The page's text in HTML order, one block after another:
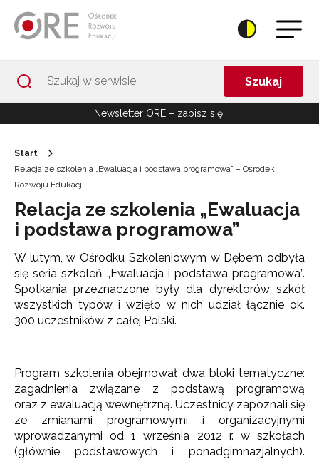
Szukaj
Newsletter ORE – zapisz się!
Start
Relacja ze szkolenia „Ewaluacja i podstawa programowa” – Ośrodek
Rozwoju Edukacji
Relacja ze szkolenia „Ewaluacja
i podstawa programowa”
W lutym, w Ośrodku Szkoleniowym w Dębem odbyła
się seria szkoleń „Ewaluacja i podstawa programowa”.
Spotkania przeznaczone były dla dyrektorów szkół
wszystkich typów i wzięło w nich udział łącznie ok.
300 uczestników z całej Polski.
Program szkolenia obejmował dwa bloki tematyczne:
zagadnienia związane z podstawą programową
oraz z ewaluacją wewnętrzną. Uczestnicy zapoznali się
ze zmianami programowymi i organizacyjnymi
wprowadzanymi od 1 września 2012 r. w szkołach
(głównie podstawowych i ponadgimnazjalnych).